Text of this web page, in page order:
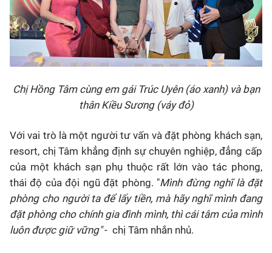
Chị Hồng Tâm cùng em gái Trúc Uyên (áo xanh) và bạn
thân Kiều Sương (váy đỏ)
Với vai trò là một người tư vấn và đặt phòng khách sạn,
resort, chị Tâm khẳng định sự chuyên nghiệp, đẳng cấp
của một khách sạn phụ thuộc rất lớn vào tác phong,
thái độ của đội ngũ đặt phòng. "Mình đừng nghĩ là đặt
phòng cho người ta để lấy tiền, mà hãy nghĩ mình đang
đặt phòng cho chính gia đình mình, thì cái tâm của mình
luôn được giữ vững"- chị Tâm nhắn nhủ.